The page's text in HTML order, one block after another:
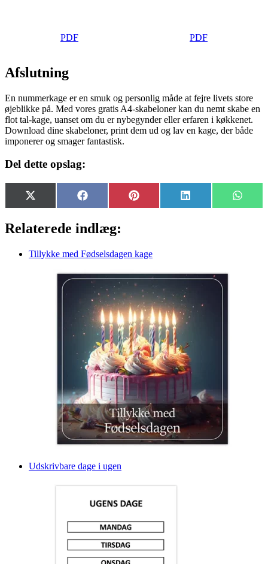
PDF PDF
Afslutning
En nummerkage er en smuk og personlig måde at fejre livets store
øjeblikke på. Med vores gratis A4‑skabeloner kan du nemt skabe en
flot tal‑kage, uanset om du er nybegynder eller erfaren i køkkenet.
Download dine skabeloner, print dem ud og lav en kage, der både
imponerer og smager fantastisk.
Del dette opslag:
Share
on
X
(Twitter)
Share
on
Facebook
Share
on
Pinterest
Share
on
LinkedIn
Share
on
Relaterede indlæg:
Tillykke med Fødselsdagen kage
Udskrivbare dage i ugen